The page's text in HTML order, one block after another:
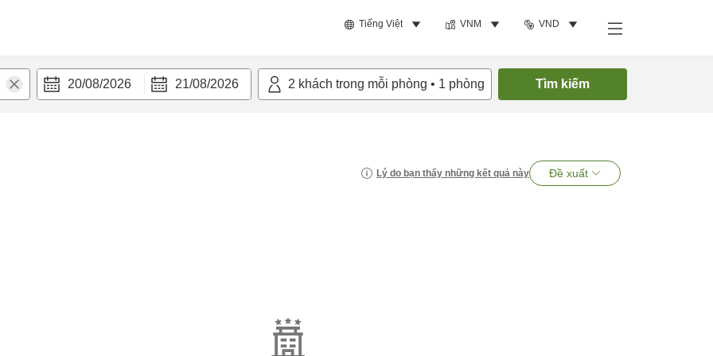
Tiếng Việt VNM VND
20/08/2026 21/08/2026 2 khách trong mỗi phòng • 1 phòng Tìm kiếm
Lý do bạn thấy những kết quả này Đề xuất